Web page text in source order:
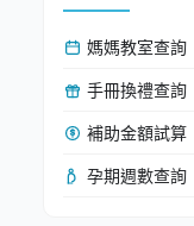
媽媽教室查詢
手冊換禮查詢
補助金額試算
孕期週數查詢